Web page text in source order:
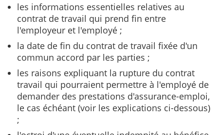
les informations essentielles relatives au
contrat de travail qui prend fin entre
l'employeur et l'employé ;
la date de fin du contrat de travail fixée d'un
commun accord par les parties ;
les raisons expliquant la rupture du contrat
travail qui pourraient permettre à l'employé de
demander des prestations d'assurance-emploi,
le cas échéant (voir les explications ci-dessous)
;